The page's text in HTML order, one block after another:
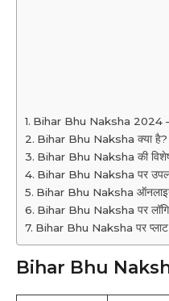
Bihar Bhu Naksha 2024
Bihar Bhu Naksha क्या है?
Bihar Bhu Naksha की
Bihar Bhu Naksha पर
Bihar Bhu Naksha
Bihar Bhu Naksha पर
Bihar Bhu Naksha पर
Bihar Bhu